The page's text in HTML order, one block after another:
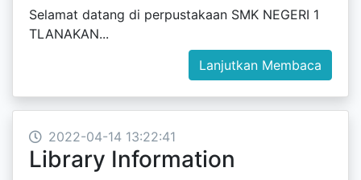
Selamat datang di perpustakaan SMK NEGERI 1
TLANAKAN...
Lanjutkan Membaca
2022-04-14 13:22:41
Library Information